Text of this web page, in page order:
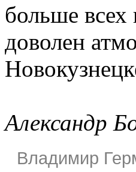
больше всех
доволен
Александр
Владимир